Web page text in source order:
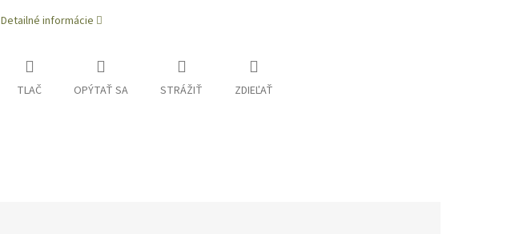
Detailné informácie
TLAČ OPÝTAŤ SA STRÁŽIŤ ZDIEĽAŤ